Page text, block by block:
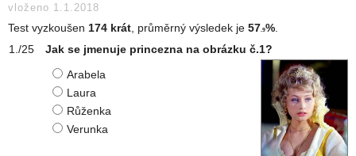
vloženo 1.1.2018
Test vyzkoušen 174 krát , průměrný výsledek je 57 .9%
Jak se jmenuje princezna na obrázku č.1?
Arabela
Laura
Růženka
Verunka